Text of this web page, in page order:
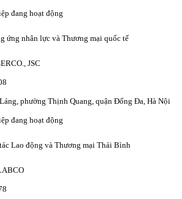
đang hoạt động
ứng nhân lực và Thương mại quốc tế
JSC
phường Thịnh Quang, quận Đống Đa, Hà Nội
đang hoạt động
Lao động và Thương mại Thái Bình